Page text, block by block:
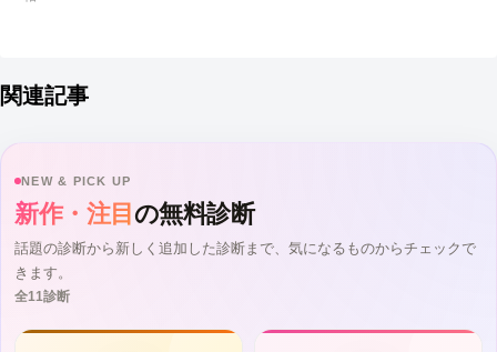
関連記事
NEW & PICK UP
新作・注目 の無料診断
話題の診断から新しく追加した診断まで、気になるものからチェックで
きます。
全11診断